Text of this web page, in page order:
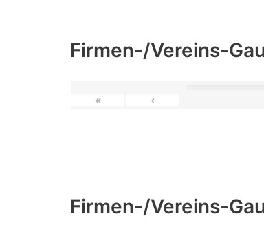
Firmen-/Vereins-
« ‹
Firmen-/Vereins-